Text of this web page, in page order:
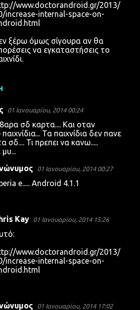
www.doctorandroid.gr/2013/
increase-internal-space-on-
ξέρω όμως σίγουρα αν θα
να εγκαταστήσεις το
01 Ιανουαρίου, 2014 00:24
σδ καρτα.... Και οταν
Τα παιχνίδια δεν πανε
σδ.... Τι πρεπει να κανω.....
01 Ιανουαρίου, 2014 00:27
e..... Android 4.1.1
Kay 01 Ιανουαρίου, 2014 15:26
www.doctorandroid.gr/2013/
increase-internal-space-on-
01 Ιανουαρίου, 2014 17:02